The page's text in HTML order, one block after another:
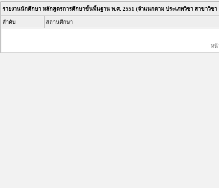
รายงานนักศึกษา หลักสูตรการศึกษาขั้นพื้นฐาน พ.ศ. 2551 (จำแนกตาม ประเภทวิชา สาขาวิช
ลำดับ สถานศึกษา
ห